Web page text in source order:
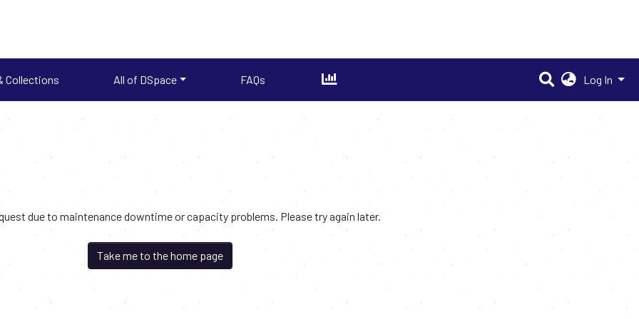
Collections All of DSpace FAQs Log In
due to maintenance downtime or capacity problems. Please try again later.
Take me to the home page